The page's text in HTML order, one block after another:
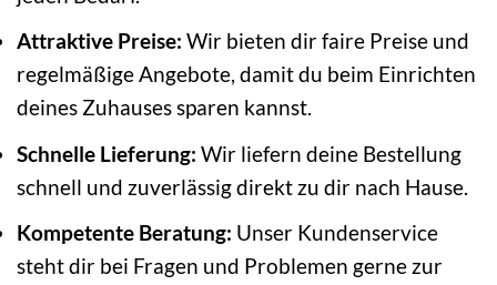
Attraktive Preise: Wir bieten dir faire Preise und
regelmäßige Angebote, damit du beim Einrichten
deines Zuhauses sparen kannst.
Schnelle Lieferung: Wir liefern deine Bestellung
schnell und zuverlässig direkt zu dir nach Hause.
Kompetente Beratung: Unser Kundenservice
steht dir bei Fragen und Problemen gerne zur